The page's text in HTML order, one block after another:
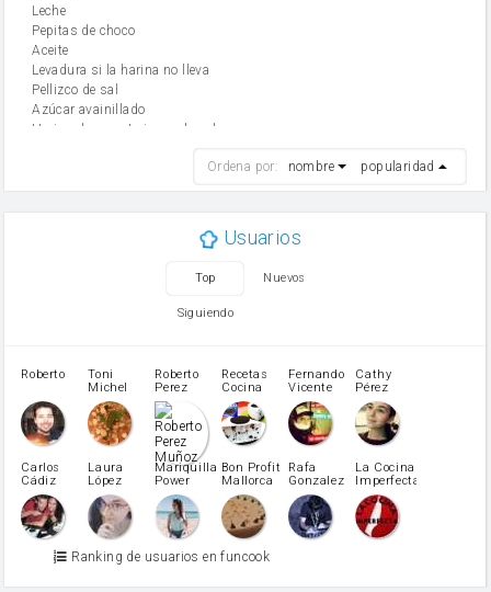
leche
Pepitas de choco
aceite
Levadura si la harina no lleva
Pellizco de sal
Azúcar avainillado
Harina de reposteria con levadura
mantequilla
Harina para bizcocho
patatas
pimiento rojo
Pimentón
pimiento verde
miel
vino blanco
Azúcar glass
Azúcar moreno
Zumo de limón
arroz
Ordena por: nombre popularidad
Usuarios
Top Nuevos
Siguiendo
Roberto
Toni
Michel
Caubet
Roberto
Perez
Muñoz
Recetas
Cocina
Fernando
Vicente
Cathy
Pérez
Carlos
Cádiz
Laura
López
Martínez
Mariquilla
Power
Bon Profit
Mallorca
Rafa
Gonzalez
La Cocina
Imperfecta
Ranking de usuarios en funcook